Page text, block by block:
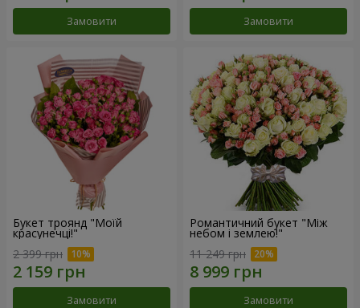
Замовити Замовити
Букет троянд "Моїй
красунечці!"
2 399 грн
Замовити
Романтичний букет "Між
небом і землею!"
11 249 грн
Замовити